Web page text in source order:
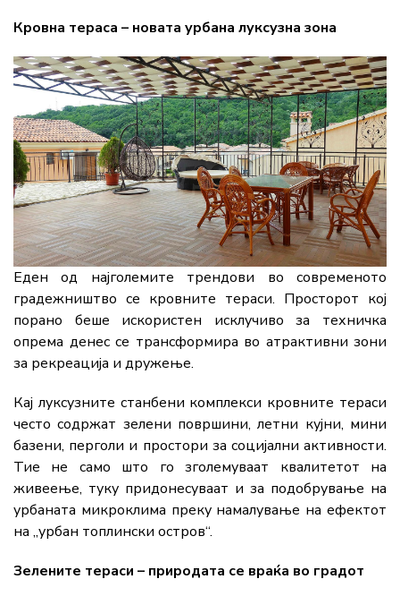
Кровна тераса – новата урбана луксузна зона
Еден од најголемите трендови во современото
градежништво се кровните тераси. Просторот кој
порано беше искористен исклучиво за техничка
опрема денес се трансформира во атрактивни зони
за рекреација и дружење.
Кај луксузните станбени комплекси кровните тераси
често содржат зелени површини, летни кујни, мини
базени, перголи и простори за социјални активности.
Тие не само што го зголемуваат квалитетот на
живеење, туку придонесуваат и за подобрување на
урбаната микроклима преку намалување на ефектот
на „урбан топлински остров“.
Зелените тераси – природата се враќа во градот